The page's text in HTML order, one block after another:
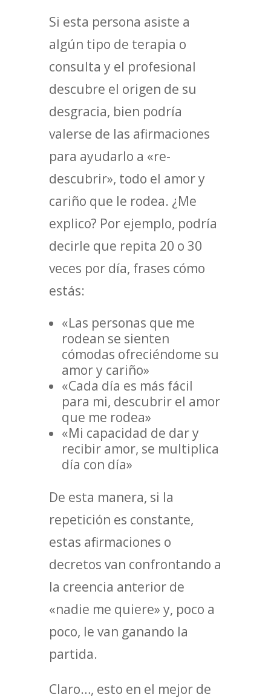
Si esta persona asiste a
algún tipo de terapia o
consulta y el profesional
descubre el origen de su
desgracia, bien podría
valerse de las afirmaciones
para ayudarlo a «re-
descubrir», todo el amor y
cariño que le rodea. ¿Me
explico? Por ejemplo, podría
decirle que repita 20 o 30
veces por día, frases cómo
estás:
«Las personas que me
rodean se sienten
cómodas ofreciéndome su
amor y cariño»
«Cada día es más fácil
para mi, descubrir el amor
que me rodea»
«Mi capacidad de dar y
recibir amor, se multiplica
día con día»
De esta manera, si la
repetición es constante,
estas afirmaciones o
decretos van confrontando a
la creencia anterior de
«nadie me quiere» y, poco a
poco, le van ganando la
partida.
Claro…, esto en el mejor de